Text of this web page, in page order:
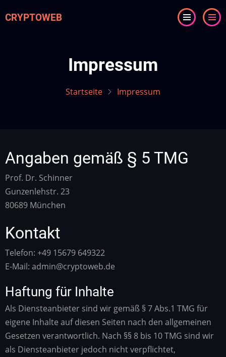
zum
CRYPTOWEB
Impressum
Startseite Impressum
Angaben gemäß § 5 TMG
Prof. Dr. Schinner
Gunzenlehstr. 23
80689 München
Kontakt
Telefon: +49 15679 649322
E-Mail: admin@cryptoweb.de
Haftung für Inhalte
Als Diensteanbieter sind wir gemäß § 7 Abs.1 TMG für
eigene Inhalte auf diesen Seiten nach den allgemeinen
Gesetzen verantwortlich. Nach §§ 8 bis 10 TMG sind wir
als Diensteanbieter jedoch nicht verpflichtet,